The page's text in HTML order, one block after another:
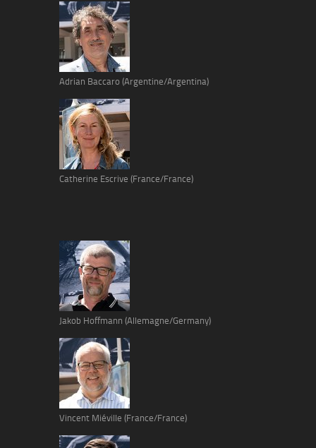
Adrian Baccaro (Argentine/Argentina)
Catherine Escrive (France/France)
Jakob Hoffmann (Allemagne/Germany)
Vincent Miéville (France/France)